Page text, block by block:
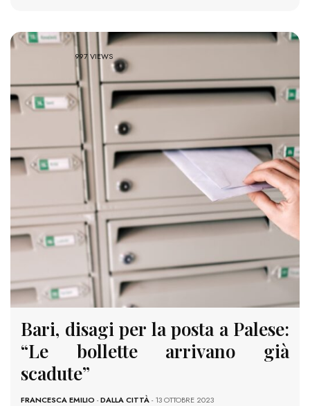
997 VIEWS
Bari, disagi per la posta a Palese:
“Le bollette arrivano già
scadute”
FRANCESCA EMILIO -DALLA CITTÀ- 13 OTTOBRE 2023